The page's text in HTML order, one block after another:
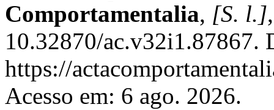
Comportamentalia, [S. l.]
10.32870/ac.v32i1.87867.
https://
Acesso em: 6 ago. 2026.